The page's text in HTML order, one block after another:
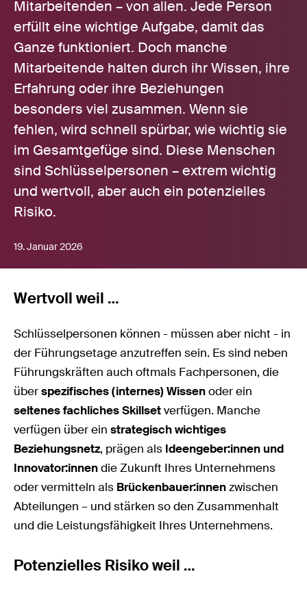
Mitarbeitenden – von allen. Jede Person
erfüllt eine wichtige Aufgabe, damit das
Ganze funktioniert. Doch manche
Mitarbeitende halten durch ihr Wissen, ihre
Erfahrung oder ihre Beziehungen
besonders viel zusammen. Wenn sie
fehlen, wird schnell spürbar, wie wichtig sie
im Gesamtgefüge sind. Diese Menschen
sind Schlüsselpersonen – extrem wichtig
und wertvoll, aber auch ein potenzielles
Risiko.
19. Januar 2026
Wertvoll weil …
Schlüsselpersonen können - müssen aber nicht - in
der Führungsetage anzutreffen sein. Es sind neben
Führungskräften auch oftmals Fachpersonen, die
überspezifisches (internes) Wissenoder ein
seltenes fachliches Skillsetverfügen. Manche
verfügen über ein strategisch wichtiges
Beziehungsnetz, prägen als Ideengeber:innen und
Innovator:innendie Zukunft Ihres Unternehmens
oder vermitteln als Brückenbauer:innenzwischen
Abteilungen – und stärken so den Zusammenhalt
und die Leistungsfähigkeit Ihres Unternehmens.
Potenzielles Risiko weil …